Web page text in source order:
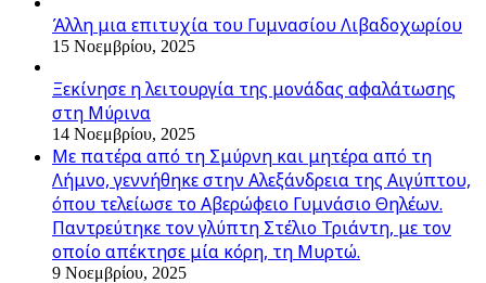
Άλλη μια επιτυχία του Γυμνασίου Λιβαδοχωρίου
15 Νοεμβρίου, 2025
Ξεκίνησε η λειτουργία της μονάδας αφαλάτωσης
στη Μύρινα
14 Νοεμβρίου, 2025
Με πατέρα από τη Σμύρνη και μητέρα από τη
Λήμνο, γεννήθηκε στην Αλεξάνδρεια της Αιγύπτου,
όπου τελείωσε το Αβερώφειο Γυμνάσιο Θηλέων.
Παντρεύτηκε τον γλύπτη Στέλιο Τριάντη, με τον
οποίο απέκτησε μία κόρη, τη Μυρτώ.
9 Νοεμβρίου, 2025